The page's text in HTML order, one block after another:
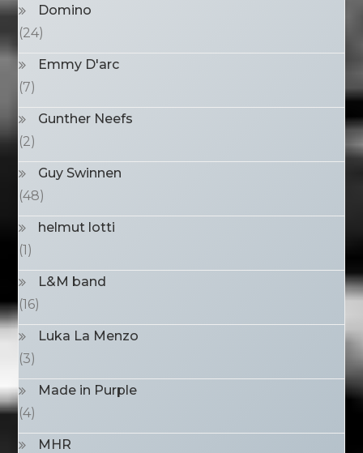
Domino
(24)
Emmy D'arc
(7)
Gunther Neefs
(2)
Guy Swinnen
(48)
helmut lotti
(1)
L&M band
(16)
Luka La Menzo
(3)
Made in Purple
(4)
MHR